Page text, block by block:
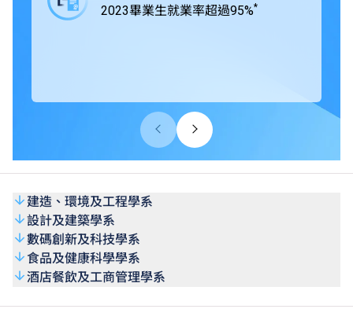
THEi高科院所有學士學位課程均獲香港學術及職業資歷評
2023畢業生就業率超過95%*
建造、環境及工程學系
設計及建築學系
數碼創新及科技學系
食品及健康科學學系
酒店餐飲及工商管理學系